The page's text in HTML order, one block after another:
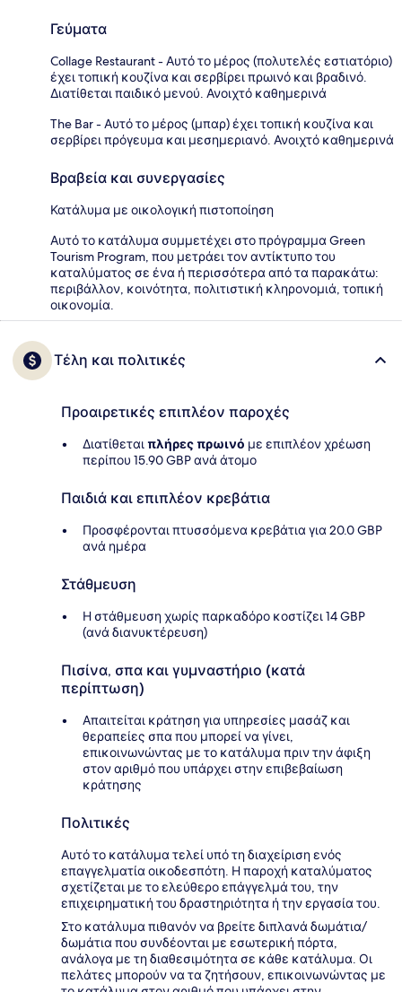
Γεύματα
Collage Restaurant - Αυτό το μέρος (πολυτελές εστιατόριο)
έχει τοπική κουζίνα και σερβίρει πρωινό και βραδινό.
Διατίθεται παιδικό μενού. Ανοιχτό καθημερινά
The Bar - Αυτό το μέρος (μπαρ) έχει τοπική κουζίνα και
σερβίρει πρόγευμα και μεσημεριανό. Ανοιχτό καθημερινά
Βραβεία και συνεργασίες
Κατάλυμα με οικολογική πιστοποίηση
Αυτό το κατάλυμα συμμετέχει στο πρόγραμμα Green
Tourism Program, που μετράει τον αντίκτυπο του
καταλύματος σε ένα ή περισσότερα από τα παρακάτω:
περιβάλλον, κοινότητα, πολιτιστική κληρονομιά, τοπική
οικονομία.
Τέλη και πολιτικές
Προαιρετικές επιπλέον παροχές
Διατίθεταιπλήρες πρωινό με επιπλέον χρέωση
περίπου 15.90 GBP ανά άτομο
Παιδιά και επιπλέον κρεβάτια
Προσφέρονται πτυσσόμενα κρεβάτια για 20.0 GBP
ανά ημέρα
Στάθμευση
Η στάθμευση χωρίς παρκαδόρο κοστίζει 14 GBP
(ανά διανυκτέρευση)
Πισίνα, σπα και γυμναστήριο (κατά
περίπτωση)
Απαιτείται κράτηση για υπηρεσίες μασάζ και
θεραπείες σπα που μπορεί να γίνει,
επικοινωνώντας με το κατάλυμα πριν την άφιξη
στον αριθμό που υπάρχει στην επιβεβαίωση
κράτησης
Πολιτικές
Αυτό το κατάλυμα τελεί υπό τη διαχείριση ενός
επαγγελματία οικοδεσπότη. Η παροχή καταλύματος
σχετίζεται με το ελεύθερο επάγγελμά του, την
επιχειρηματική του δραστηριότητα ή την εργασία του.
Στο κατάλυμα πιθανόν να βρείτε διπλανά δωμάτια/
δωμάτια που συνδέονται με εσωτερική πόρτα,
ανάλογα με τη διαθεσιμότητα σε κάθε κατάλυμα. Οι
πελάτες μπορούν να τα ζητήσουν, επικοινωνώντας με